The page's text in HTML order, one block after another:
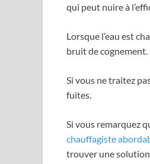
qui peut nuire à
Lorsque l’eau est
bruit de cognement.
Si vous ne traitez
fuites.
Si vous remarquez
chauffagiste
trouver une solution.